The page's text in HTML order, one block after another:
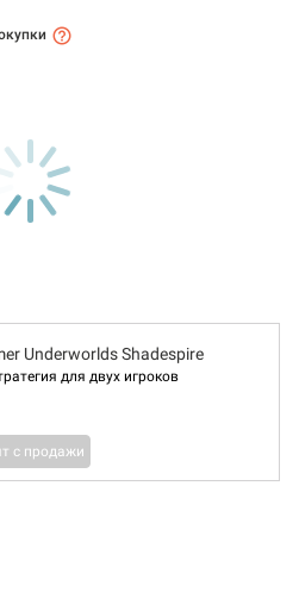
Underworlds Shadespire
для двух игроков
с продажи